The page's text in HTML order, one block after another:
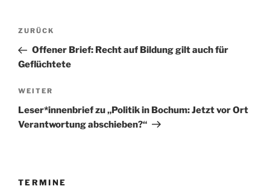
Beitragsnavigation
Vorheriger
Beitrag
ZURÜCK
Offener Brief: Recht auf Bildung gilt auch für
Geflüchtete
Nächster
Beitrag
WEITER
Leser*innenbrief zu „Politik in Bochum: Jetzt vor Ort
Verantwortung abschieben?“
TERMINE